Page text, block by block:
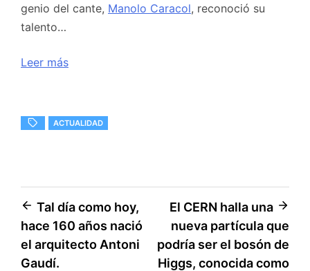
genio del cante, Manolo Caracol, reconoció su
talento…
Leer más
ACTUALIDAD
Navegación
de
entradas
Tal día como hoy,
hace 160 años nació
el arquitecto Antoni
Gaudí.
El CERN halla una
nueva partícula que
podría ser el bosón de
Higgs, conocida como